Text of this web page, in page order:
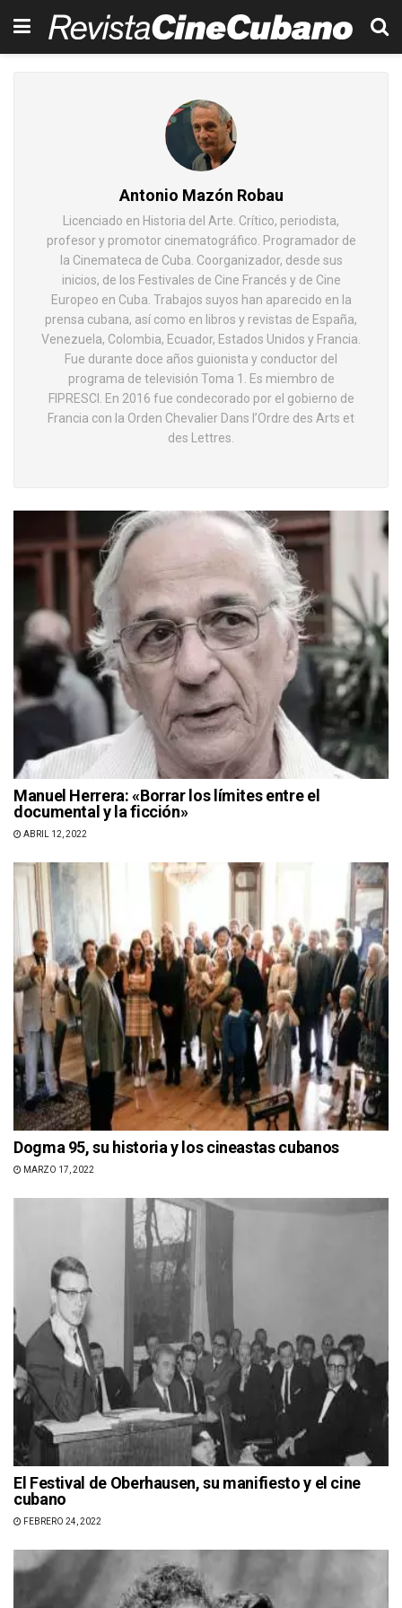
Antonio Mazón Robau
Licenciado en Historia del Arte. Crítico, periodista,
profesor y promotor cinematográfico. Programador de
la Cinemateca de Cuba. Coorganizador, desde sus
inicios, de los Festivales de Cine Francés y de Cine
Europeo en Cuba. Trabajos suyos han aparecido en la
prensa cubana, así como en libros y revistas de España,
Venezuela, Colombia, Ecuador, Estados Unidos y Francia.
Fue durante doce años guionista y conductor del
programa de televisión Toma 1. Es miembro de
FIPRESCI. En 2016 fue condecorado por el gobierno de
Francia con la Orden Chevalier Dans l’Ordre des Arts et
des Lettres.
Manuel Herrera: «Borrar los límites entre el
documental y la ficción»
ABRIL 12, 2022
Dogma 95, su historia y los cineastas cubanos
MARZO 17, 2022
El Festival de Oberhausen, su manifiesto y el cine
cubano
FEBRERO 24, 2022